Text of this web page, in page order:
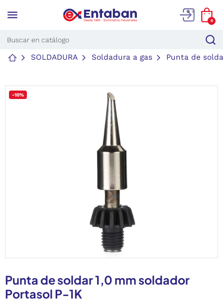
menu 0
SOLDADURA Soldadura a gas Punta de
-10%
Punta de soldar 1,0 mm soldador
Portasol P-1K